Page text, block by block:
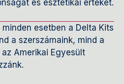
és esztétikai értékét.
esetben a Delta Kits
a szerszámaink, mind a
Amerikai Egyesült